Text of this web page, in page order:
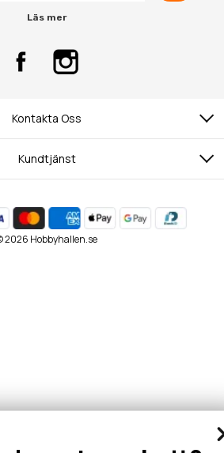
Läs mer
Kontakta Oss
Kundtjänst
2026 Hobbyhallen.se